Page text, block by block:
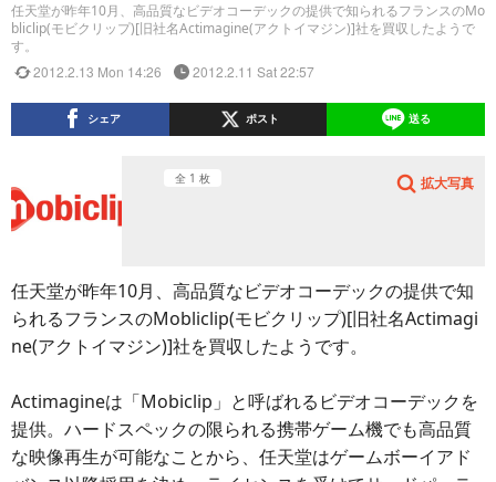
任天堂が昨年10月、高品質なビデオコーデックの提供で知られるフランスのMo
bliclip(モビクリップ)[旧社名Actimagine(アクトイマジン)]社を買収したようで
す。
2012.2.13 Mon 14:26 2012.2.11 Sat 22:57
シェア ポスト 送る
全 1 枚 拡大写真
任天堂が昨年10月、高品質なビデオコーデックの提供で知
られるフランスのMobliclip(モビクリップ)[旧社名Actimagi
ne(アクトイマジン)]社を買収したようです。
Actimagineは「Mobiclip」と呼ばれるビデオコーデックを
提供。ハードスペックの限られる携帯ゲーム機でも高品質
な映像再生が可能なことから、任天堂はゲームボーイアド